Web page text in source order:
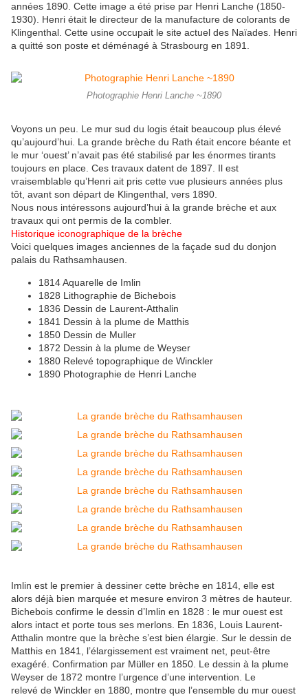
années 1890. Cette image a été prise par Henri Lanche (1850-
1930). Henri était le directeur de la manufacture de colorants de
Klingenthal. Cette usine occupait le site actuel des Naïades. Henri
a quitté son poste et déménagé à Strasbourg en 1891.
Photographie Henri Lanche ~1890
Voyons un peu. Le mur sud du logis était beaucoup plus élevé
qu’aujourd’hui. La grande brèche du Rath était encore béante et
le mur ‘ouest’ n’avait pas été stabilisé par les énormes tirants
toujours en place. Ces travaux datent de 1897. Il est
vraisemblable qu’Henri ait pris cette vue plusieurs années plus
tôt, avant son départ de Klingenthal, vers 1890.
Nous nous intéressons aujourd’hui à la grande brèche et aux
travaux qui ont permis de la combler.
Historique iconographique de la brèche
Voici quelques images anciennes de la façade sud du donjon
palais du Rathsamhausen.
1814 Aquarelle de Imlin
1828 Lithographie de Bichebois
1836 Dessin de Laurent-Atthalin
1841 Dessin à la plume de Matthis
1850 Dessin de Muller
1872 Dessin à la plume de Weyser
1880 Relevé topographique de Winckler
1890 Photographie de Henri Lanche
Imlin est le premier à dessiner cette brèche en 1814, elle est
alors déjà bien marquée et mesure environ 3 mètres de hauteur.
Bichebois confirme le dessin d’Imlin en 1828 : le mur ouest est
alors intact et porte tous ses merlons. En 1836, Louis Laurent-
Atthalin montre que la brèche s’est bien élargie. Sur le dessin de
Matthis en 1841, l’élargissement est vraiment net, peut-être
exagéré. Confirmation par Müller en 1850. Le dessin à la plume
Weyser de 1872 montre l’urgence d’une intervention. Le
relevé de Winckler en 1880, montre que l’ensemble du mur ouest